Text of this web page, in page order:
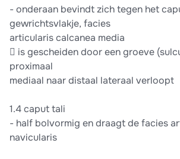
- onderaan bevindt zich tegen het
gewrichtsvlakje, facies
articularis calcanea media
 is gescheiden door een groeve
proximaal
mediaal naar distaal lateraal verloopt
1.4 caput tali
- half bolvormig en draagt de facies
navicularis